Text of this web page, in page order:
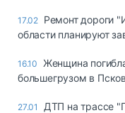
17.02 Ремонт дороги
области планируют
16.10
Женщина
большегрузом в
27.01
ДТП на трассе